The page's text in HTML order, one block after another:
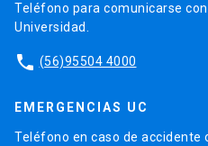
Teléfono para comunicarse
Universidad.
phone (56)95504 4000
EMERGENCIAS UC
Teléfono en caso de accidente